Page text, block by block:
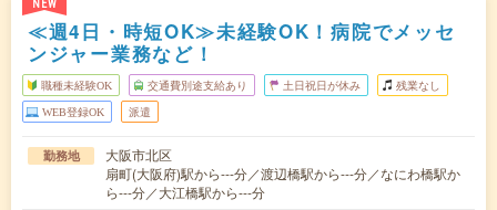
NEW
≪週4日・時短OK≫未経験OK！病院でメッセ
ンジャー業務など！
職種未経験OK 交通費別途支給あり 土日祝日が休み 残業なし
WEB登録OK 派遣
勤務地
大阪市北区
扇町(大阪府)駅から---分／渡辺橋駅から---分／なにわ橋駅か
ら---分／大江橋駅から---分